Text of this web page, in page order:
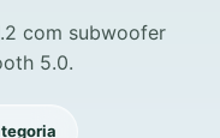
com subwoofer
5.0.